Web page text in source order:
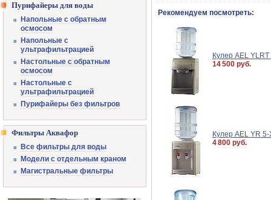
Рекомендуем посмотреть:
Кулер AEL
14 500 руб.
Кулер AEL YR
4 800 руб.
Пурифайеры для воды
Напольные с обратным
осмосом
Напольные с
ультрафильтрацией
Настольные с обратным
осмосом
Настольные с
ультрафильтрацией
Пурифайеры без фильтров
Фильтры Аквафор
Все фильтры для воды
Модели с отдельным краном
Магистральные фильтры